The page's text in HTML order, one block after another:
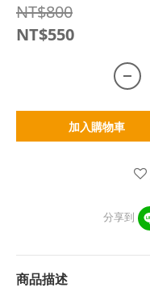
NT$800
NT$550
加入購物車
分享到
商品描述